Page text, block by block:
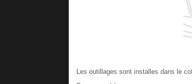
Les outillages sont installes dans le